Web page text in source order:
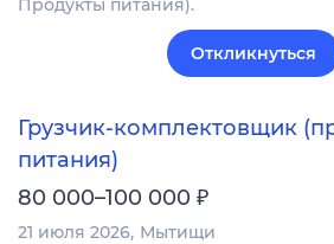
Продукты питания).
Откликнуться
Грузчик-комплектовщик
питания)
80 000–100 000 ₽
21 июля 2026 Мытищи